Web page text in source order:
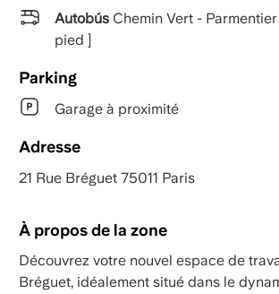
AutobúsChemin Vert -
pied ]
Parking
Garage à proximité
Adresse
21 Rue Bréguet 75011 Paris
À propos de la zone
Découvrez votre nouvel espace de
Bréguet, idéalement situé dans le